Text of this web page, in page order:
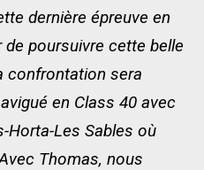
dernière épreuve en
poursuivre cette belle
confrontation sera
en Class 40 avec
Horta-Les Sables où
Thomas, nous